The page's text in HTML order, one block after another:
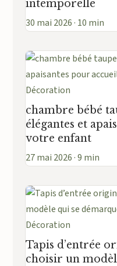
intemporelle
30 mai 2026 · 10 min
Décoration
chambre bébé
élégantes et
votre enfant
27 mai 2026 · 9 min
Décoration
Tapis d’entrée
choisir un